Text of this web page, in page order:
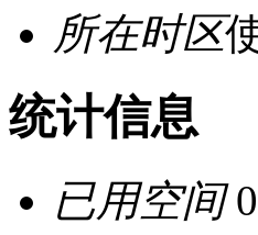
所在时区
统计信息
已用空间